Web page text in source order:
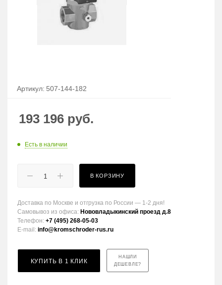
Артикул: 507-144-182
193 196 руб.
Есть в наличии
В КОРЗИНУ
Доставка по Москве и отгрузка по России — 1-2 дня!
Самовывоз из офиса: Нововладыкинский проезд д.8
Телефон: +7 (495) 268-05-03
E-mail: info@kromschroder-rus.ru
КУПИТЬ В 1 КЛИК
НАШЛИ
ДЕШЕВЛЕ?